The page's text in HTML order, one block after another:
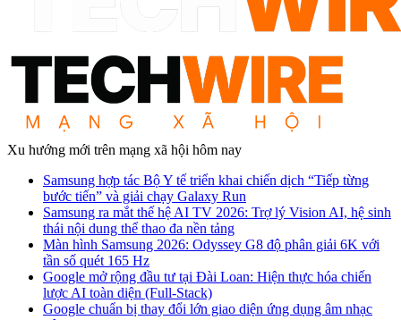
Xu hướng mới trên mạng xã hội hôm nay
Samsung hợp tác Bộ Y tế triển khai chiến dịch “Tiếp từng
bước tiến” và giải chạy Galaxy Run
Samsung ra mắt thế hệ AI TV 2026: Trợ lý Vision AI, hệ sinh
thái nội dung thể thao đa nền tảng
Màn hình Samsung 2026: Odyssey G8 độ phân giải 6K với
tần số quét 165 Hz
Google mở rộng đầu tư tại Đài Loan: Hiện thực hóa chiến
lược AI toàn diện (Full-Stack)
Google chuẩn bị thay đổi lớn giao diện ứng dụng âm nhạc